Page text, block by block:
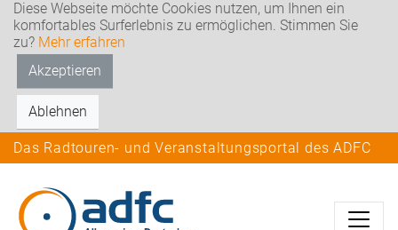
Diese Webseite möchte Cookies nutzen, um Ihnen ein
komfortables Surferlebnis zu ermöglichen. Stimmen Sie
zu? Mehr erfahren
Akzeptieren
Ablehnen
Das Radtouren- und Veranstaltungsportal des ADFC